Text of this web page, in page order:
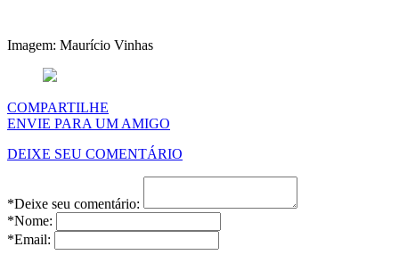
Imagem: Maurício Vinhas
COMPARTILHE
ENVIE PARA UM AMIGO
DEIXE SEU COMENTÁRIO
*Deixe seu comentário:
*Nome:
*Email: